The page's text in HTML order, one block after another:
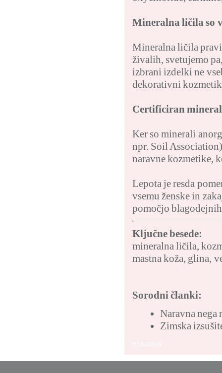
Mineralna ličila so
Mineralna ličila
živalih, svetujemo
izbrani izdelki ne
dekorativni
Certificiran
Ker so minerali
npr. Soil
naravne kozmetike,
Lepota je resda
vsemu ženske in
pomočjo
Ključne besede:
mineralna ličila,
mastna koža, glina,
Sorodni članki:
Naravna nega
Zimska